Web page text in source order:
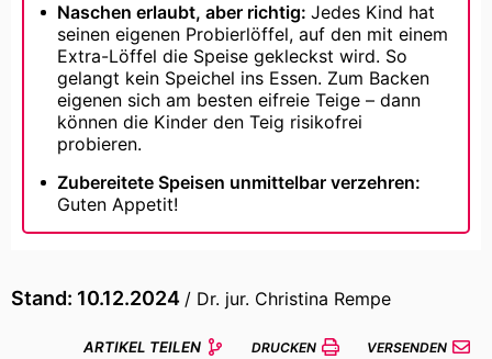
Naschen erlaubt, aber richtig: Jedes Kind hat
seinen eigenen Probierlöffel, auf den mit einem
Extra-Löffel die Speise gekleckst wird. So
gelangt kein Speichel ins Essen. Zum Backen
eigenen sich am besten eifreie Teige – dann
können die Kinder den Teig risikofrei
probieren.
Zubereitete Speisen unmittelbar verzehren:
Guten Appetit!
Stand: 10.12.2024 / Dr. jur. Christina Rempe
ARTIKEL TEILEN DRUCKEN
VERSENDEN